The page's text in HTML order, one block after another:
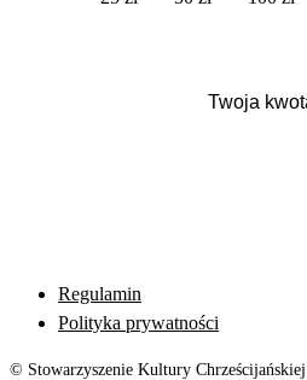
Regulamin
Polityka prywatności
© Stowarzyszenie Kultury